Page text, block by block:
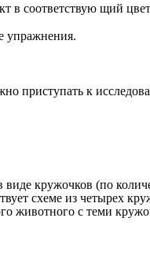
в соответствую щий
упражнения.
приступать к
кружочков (по
схеме из четырех
животного с теми